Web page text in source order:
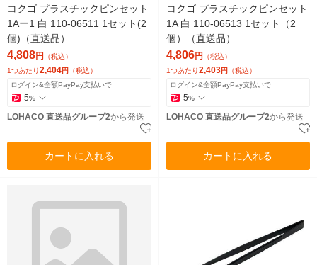
コクゴ プラスチックピンセット
1Aー1 白 110-06511 1セット(2
個)（直送品）
4,808円
（税込）
1つあたり2,404円 （税込）
ログイン&全額PayPay支払いで
5%
LOHACO 直送品グループ2から発送
カートに入れる
コクゴ プラスチックピンセット
1A 白 110-06513 1セット（2
個）（直送品）
4,806円
（税込）
1つあたり2,403円 （税込）
ログイン&全額PayPay支払いで
5%
LOHACO 直送品グループ2から発送
カートに入れる